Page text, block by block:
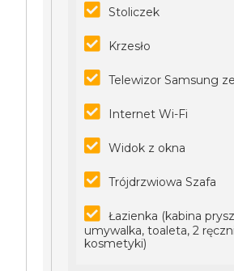
Stoliczek
Krzesło
Telewizor Samsung
Internet Wi-Fi
Widok z okna
Trójdrzwiowa Szafa
Łazienka (kabina
umywalka, toaleta, 2
kosmetyki)